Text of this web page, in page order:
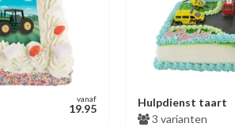
vanaf
19.95
Hulpdienst taart
3 varianten